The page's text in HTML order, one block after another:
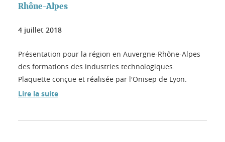
Rhône-Alpes
4 juillet 2018
Présentation pour la région en Auvergne-Rhône-Alpes
des formations des industries technologiques.
Plaquette conçue et réalisée par l'Onisep de Lyon.
Lire la suite